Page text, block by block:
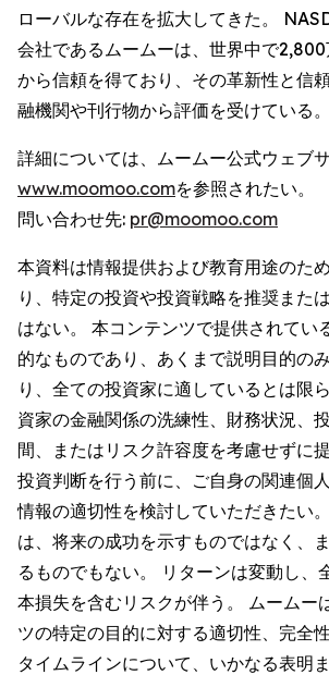
ローバルな存在を拡大してきた。
会社であるムームーは、世界中で
から信頼を得ており、その革新性と信
融機関や刊行物から評価を受けている。
詳細については、ムームー公式ウェブ
www.moomoo.comを参照されたい。
問い合わせ先: pr@moomoo.com
本資料は情報提供および教育用途のた
り、特定の投資や投資戦略を推奨また
はない。 本コンテンツで提供されてい
的なものであり、あくまで説明目的の
り、全ての投資家に適しているとは限
資家の金融関係の洗練性、財務状況、
間、またはリスク許容度を考慮せずに
投資判断を行う前に、ご自身の関連個
情報の適切性を検討していただきたい
は、将来の成功を示すものではなく、
るものでもない。 リターンは変動し、
本損失を含むリスクが伴う。 ムームー
ツの特定の目的に対する適切性、完全
タイムラインについて、いかなる表明